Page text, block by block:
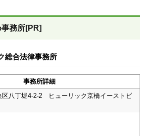
務所[PR]
総合法律事務所
事務所詳細
区八丁堀4-2-2 ヒューリック京橋イーストビ